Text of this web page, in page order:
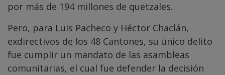
por más de 194 millones de quetzales.
Pero, para Luis Pacheco y Héctor Chaclán,
exdirectivos de los 48 Cantones, su único delito
fue cumplir un mandato de las asambleas
comunitarias, el cual fue defender la decisión